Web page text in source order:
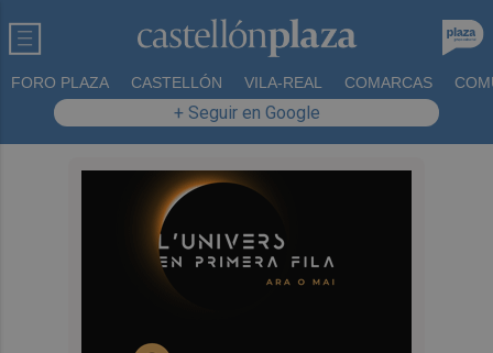
FORO PLAZA CASTELLÓN VILA-REAL COMARCAS
+ Seguir en Google